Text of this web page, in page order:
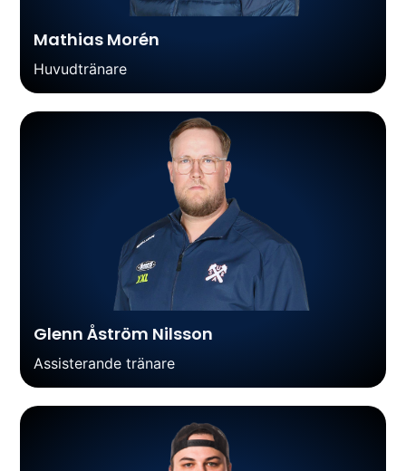
Mathias Morén
Huvudtränare
Glenn Åström Nilsson
Assisterande tränare